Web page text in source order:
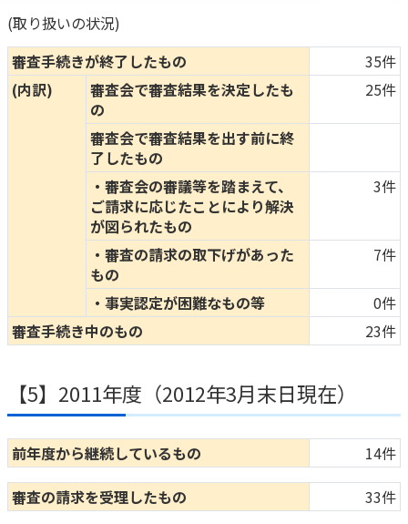
(取り扱いの状況)
審査手続きが終了したもの
35件
(内訳)
審査会で審査結果を決定したも
の
25件
審査会で審査結果を出す前に終
了したもの
・審査会の審議等を踏まえて、
ご請求に応じたことにより解決
が図られたもの
3件
・審査の請求の取下げがあった
もの
7件
・事実認定が困難なもの等
0件
審査手続き中のもの
23件
【5】2011年度（2012年3月末日現在）
前年度から継続しているもの
14件
審査の請求を受理したもの
33件